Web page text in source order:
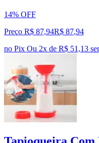
14% OFF
Preço R$ 87,94R$ 87,94
no Pix Ou 2x de R$ 51,13